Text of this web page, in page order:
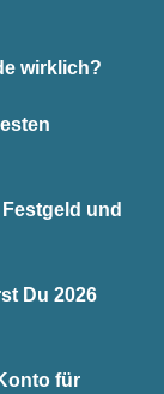
wirklich?
und
Du 2026
für